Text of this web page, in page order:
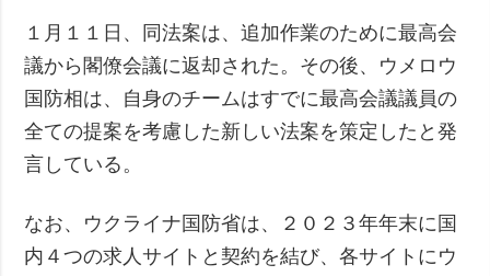
１月１１日、同法案は、追加作業のために最高会
議から閣僚会議に返却された。その後、ウメロウ
国防相は、自身のチームはすでに最高会議議員の
全ての提案を考慮した新しい法案を策定したと発
言している。
なお、ウクライナ国防省は、２０２３年年末に国
内４つの求人サイトと契約を結び、各サイトにウ